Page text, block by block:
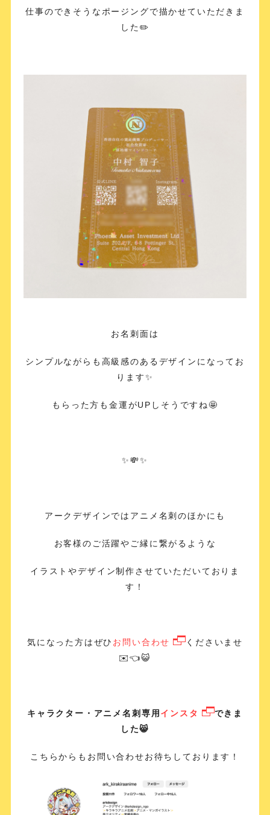
仕事のできそうなポージングで描かせていただきま
した✏️
お名刺面は
シンプルながらも高級感のあるデザインになってお
ります✨
もらった方も金運がUPしそうですね🤩
✨💸✨
アークデザインではアニメ名刺のほかにも
お客様のご活躍やご縁に繋がるような
イラストやデザイン制作させていただいておりま
す！
気になった方はぜひ お問い合わせ
くださいませ
✉️👈😺
キャラクター・アニメ名刺専用 インスタ
できま
した😸
こちらからもお問い合わせお待ちしております！